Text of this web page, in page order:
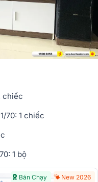
chiếc
70: 1 chiếc
1 bộ
Bán Chạy New 2026